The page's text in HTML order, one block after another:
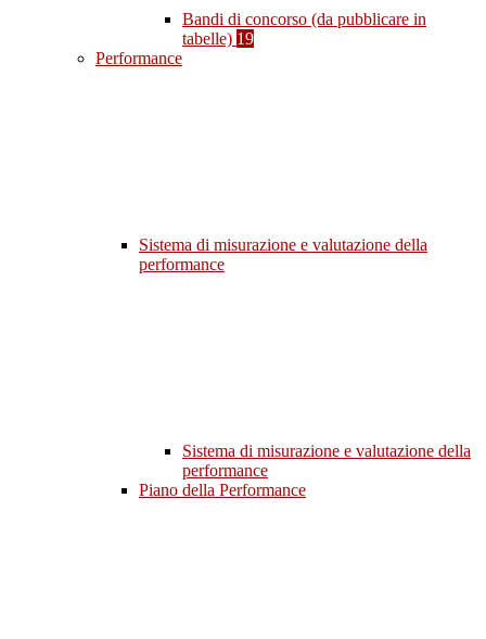
Bandi di concorso (da pubblicare in
tabelle) 19
Performance
Sistema di misurazione e valutazione della
performance
Sistema di misurazione e valutazione della
performance
Piano della Performance